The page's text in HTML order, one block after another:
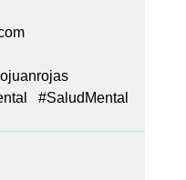
#SaludMental